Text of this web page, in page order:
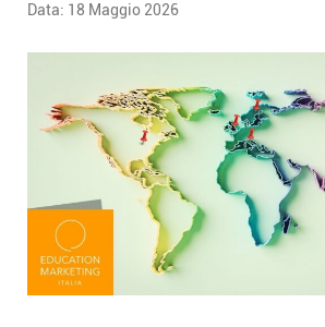
Data: 18 Maggio 2026